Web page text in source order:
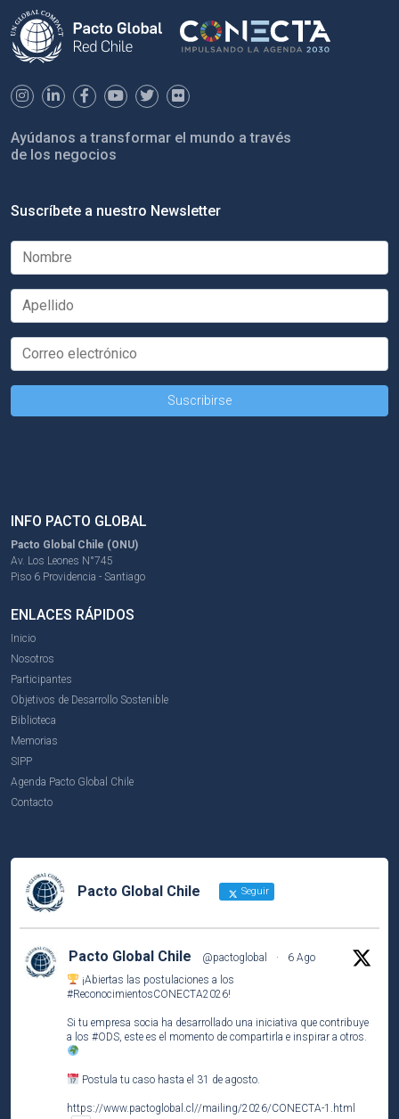
Ayúdanos a transformar el mundo a través
de los negocios
Suscríbete a nuestro Newsletter
INFO PACTO GLOBAL
Pacto Global Chile (ONU)
Av. Los Leones N°745
Piso 6 Providencia - Santiago
ENLACES RÁPIDOS
Inicio
Nosotros
Participantes
Objetivos de Desarrollo Sostenible
Biblioteca
Memorias
SIPP
Agenda Pacto Global Chile
Contacto
Pacto Global Chile Seguir
Pacto Global Chile @pactoglobal ·
6 Ago
¡Abiertas las postulaciones a los
#ReconocimientosCONECTA2026!
Si tu empresa socia ha desarrollado una iniciativa que contribuye
a los #ODS, este es el momento de compartirla e inspirar a otros.
Postula tu caso hasta el 31 de agosto.
https://www.pactoglobal.cl//mailing/2026/CONECTA-1.html